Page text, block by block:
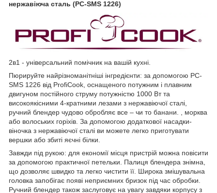
нержавіюча сталь (PC-SMS 1226)
2в1 - універсальний помічник на вашій кухні.
Пюрируйте найрізноманітніші інгредієнти: за допомогою PC-
SMS 1226 від ProfiCook, оснащеного потужним і плавним
двигуном постійного струму потужністю 1000 Вт та
високоякісними 4-кратними лезами з нержавіючої сталі,
ручний блендер чудово обробляє все – чи то банани. , морква
або волоських горіхів. За допомогою додаткової насадки-
віночка з нержавіючої сталі ви можете легко приготувати
вершки або збиті яєчні білки.
Завжди під рукою: для економії місця пристрій можна повісити
за допомогою практичної петельки. Палиця блендера знімна,
що дозволяє швидко та легко чистити її. Широка змішувальна
головка запобігає появі неприємних бризок під час обробки.
Ручний блендер також заслуговує на увагу завдяки корпусу з